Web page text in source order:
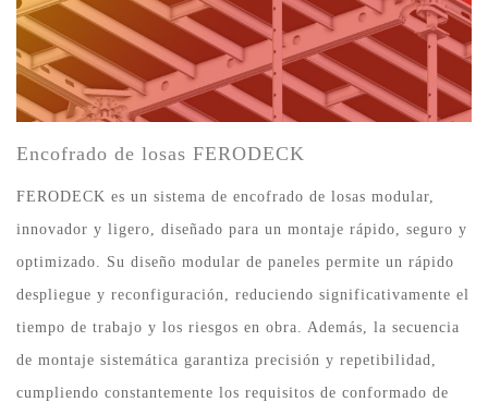
Encofrado de losas FERODECK
FERODECK es un sistema de encofrado de losas modular,
innovador y ligero, diseñado para un montaje rápido, seguro y
optimizado. Su diseño modular de paneles permite un rápido
despliegue y reconfiguración, reduciendo significativamente el
tiempo de trabajo y los riesgos en obra. Además, la secuencia
de montaje sistemática garantiza precisión y repetibilidad,
cumpliendo constantemente los requisitos de conformado de